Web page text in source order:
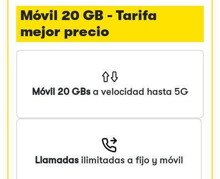
Móvil 20 GB - Tarifa
mejor precio
Móvil 20 GBs a velocidad hasta 5G
Llamadas ilimitadas a fijo y móvil